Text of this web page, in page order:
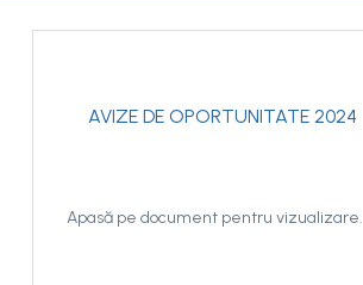
AVIZE DE OPORTUNITATE 2024
Apasă pe document pentru vizualizare.